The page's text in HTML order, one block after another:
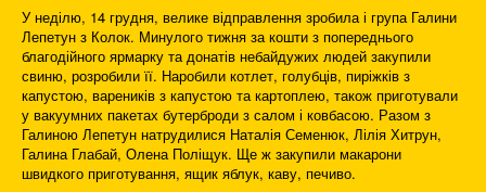
У неділю, 14 грудня, велике відправлення зробила і група Галини
Лепетун з Колок. Минулого тижня за кошти з попереднього
благодійного ярмарку та донатів небайдужих людей закупили
свиню, розробили її. Наробили котлет, голубців, пиріжків з
капустою, вареників з капустою та картоплею, також приготували
у вакуумних пакетах бутерброди з салом і ковбасою. Разом з
Галиною Лепетун натрудилися Наталія Семенюк, Лілія Хитрун,
Галина Глабай, Олена Поліщук. Ще ж закупили макарони
швидкого приготування, ящик яблук, каву, печиво.